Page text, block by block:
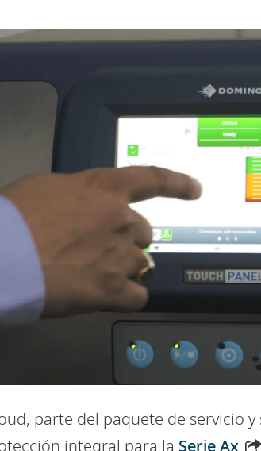
parte del paquete de servicio
integral para la Serie Ax